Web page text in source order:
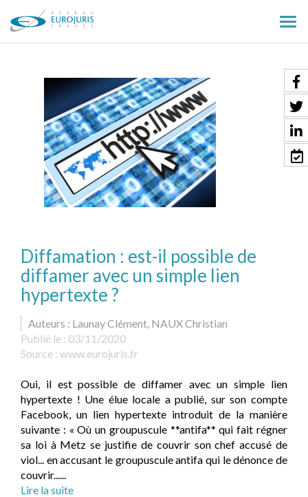
le
Diffamation : est-il possible de
diffamer avec un simple lien
hypertexte ?
Auteurs : Launay Clément, NAUX Christian
Publié le : 03/11/2020
Source : www.eurojuris.fr
Oui, il est possible de diffamer avec un simple lien
hypertexte ! Une élue locale a publié, sur son compte
Facebook, un lien hypertexte introduit de la manière
suivante : « Où un groupuscule **antifa** qui fait régner
sa loi à Metz se justifie de couvrir son chef accusé de
viol... en accusant le groupuscule antifa qui le dénonce de
couvrir......
Lire la suite